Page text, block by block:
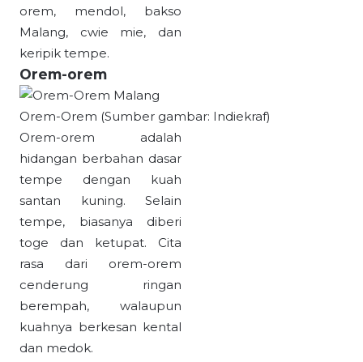
orem, mendol, bakso
Malang, cwie mie, dan
keripik tempe.
Orem-orem
Orem-Orem (Sumber gambar: Indiekraf)
Orem-orem adalah
hidangan berbahan dasar
tempe dengan kuah
santan kuning. Selain
tempe, biasanya diberi
toge dan ketupat. Cita
rasa dari orem-orem
cenderung ringan
berempah, walaupun
kuahnya berkesan kental
dan medok.